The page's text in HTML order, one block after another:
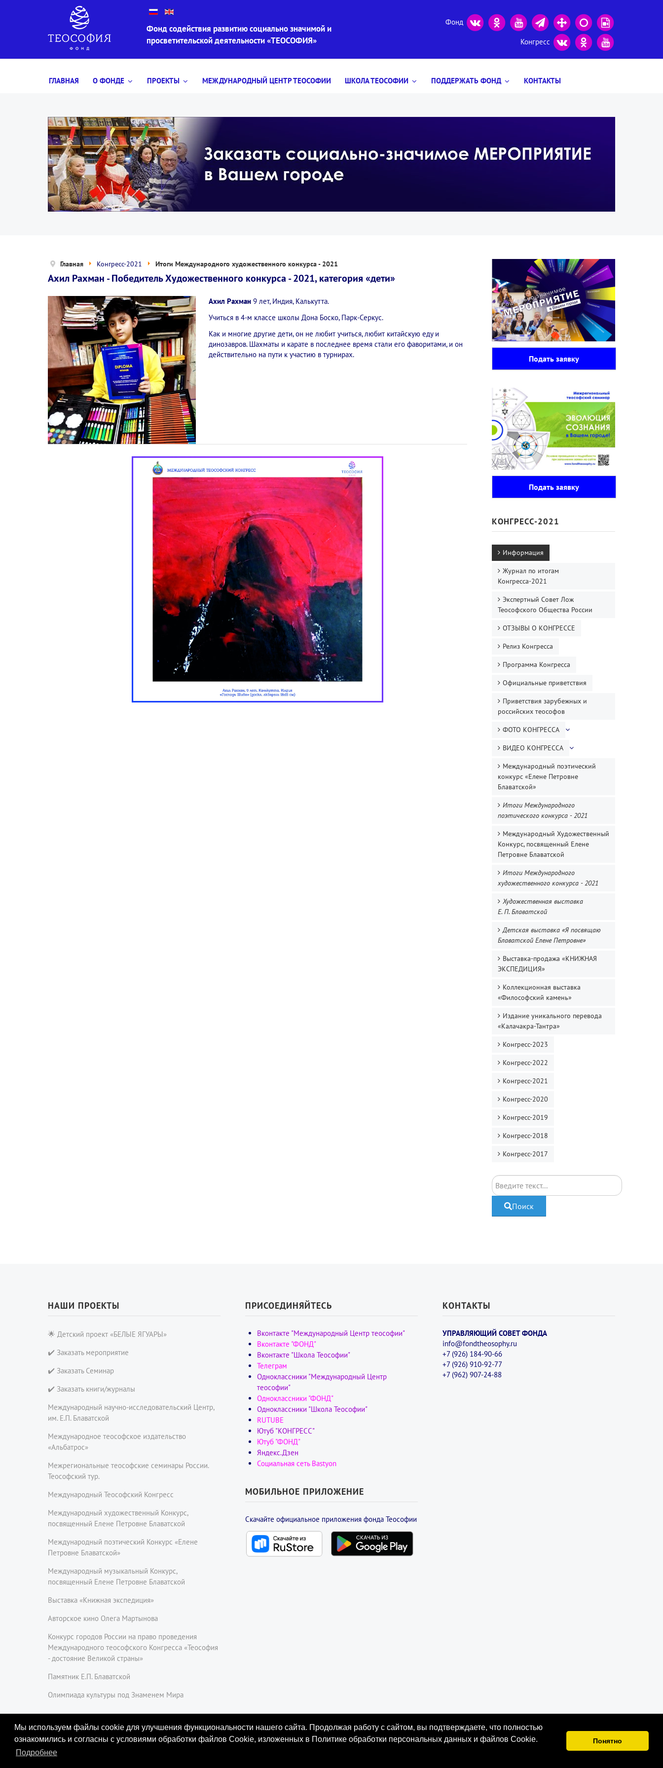
Мы используем файлы cookie для улучшения функциональности нашего сайта. Продолжая работу с сайтом, вы подтверждаете, что полностью
ознакомились и согласны с условиями обработки файлов Cookie, изложенных в Политике обработки персональных данных и файлов Cookie.
Подробнее
Понятно
Фонд содействия развитию социально значимой и
просветительской деятельности «ТЕОСОФИЯ»
Фонд
Конгресс
ГЛАВНАЯ О ФОНДЕ ПРОЕКТЫ МЕЖДУНАРОДНЫЙ ЦЕНТР ТЕОСОФИИ ШКОЛА ТЕОСОФИИ ПОДДЕРЖАТЬ ФОНД КОНТАКТЫ
Главная Конгресс-2021 Итоги Международного художественного конкурса - 2021
Ахил Рахман - Победитель Художественного конкурса - 2021, категория «дети»
Ахил Рахман9 лет, Индия, Калькутта.
Учиться в 4-м классе школы Дона Боско, Парк-Серкус.
Как и многие другие дети, он не любит учиться, любит китайскую еду и
динозавров. Шахматы и карате в последнее время стали его фаворитами, и он
действительно на пути к участию в турнирах.
Подать заявку
Подать заявку
КОНГРЕСС-2021
Информация
Журнал по итогам
Конгресса-2021
Экспертный Совет Лож
Теософского Общества России
ОТЗЫВЫ О КОНГРЕССЕ
Релиз Конгресса
Программа Конгресса
Официальные приветствия
Приветствия зарубежных и
российских теософов
ФОТО КОНГРЕССА
ВИДЕО КОНГРЕССА
Международный поэтический
конкурс «Елене Петровне
Блаватской»
Итоги Международного
поэтического конкурса - 2021
Международный Художественный
Конкурс, посвященный Елене
Петровне Блаватской
Итоги Международного
художественного конкурса - 2021
Художественная выставка
Е. П. Блаватской
Детская выставка «Я посвящаю
Блаватской Елене Петровне»
Выставка-продажа «КНИЖНАЯ
ЭКСПЕДИЦИЯ»
Коллекционная выставка
«Философский камень»
Издание уникального перевода
«Калачакра-Тантра»
Конгресс-2023
Конгресс-2022
Конгресс-2021
Конгресс-2020
Конгресс-2019
Конгресс-2018
Конгресс-2017
Поиск
Поиск
НАШИ ПРОЕКТЫ
🌟 Детский проект «БЕЛЫЕ ЯГУАРЫ»
✔️ Заказать мероприятие
✔️ Заказать Семинар
✔️ Заказать книги/журналы
Международный научно-исследовательский Центр,
им. Е.П. Блаватской
Международное теософское издательство
«Альбатрос»
Межрегиональные теософские семинары России.
Теософский тур.
Международный Теософский Конгресс
Международный художественный Конкурс,
посвященный Елене Петровне Блаватской
Международный поэтический Конкурс «Елене
Петровне Блаватской»
Международный музыкальный Конкурс,
посвященный Елене Петровне Блаватской
Выставка «Книжная экспедиция»
Авторское кино Олега Мартынова
Конкурс городов России на право проведения
Международного теософского Конгресса «Теософия
- достояние Великой страны»
Памятник Е.П. Блаватской
Олимпиада культуры под Знаменем Мира
ПРИСОЕДИНЯЙТЕСЬ
Вконтакте "Международный Центр теософии"
Вконтакте "ФОНД"
Вконтакте "Школа Теософии"
Телеграм
Одноклассники "Международный Центр
теософии"
Одноклассники "ФОНД"
Одноклассники "Школа Теософии"
RUTUBE
Ютуб "КОНГРЕСС"
Ютуб "ФОНД"
Яндекс.Дзен
Социальная сеть Bastyon
МОБИЛЬНОЕ ПРИЛОЖЕНИЕ
Скачайте официальное приложения фонда Теософии
КОНТАКТЫ
УПРАВЛЯЮЩИЙ СОВЕТ ФОНДА
info@fondtheosophy.ru
+7 (926) 184-90-66
+7 (926) 910-92-77
+7 (962) 907-24-88